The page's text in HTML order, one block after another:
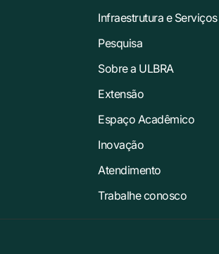
Infraestrutura e Serviços
Pesquisa
Sobre a ULBRA
Extensão
Espaço Acadêmico
Inovação
Atendimento
Trabalhe conosco